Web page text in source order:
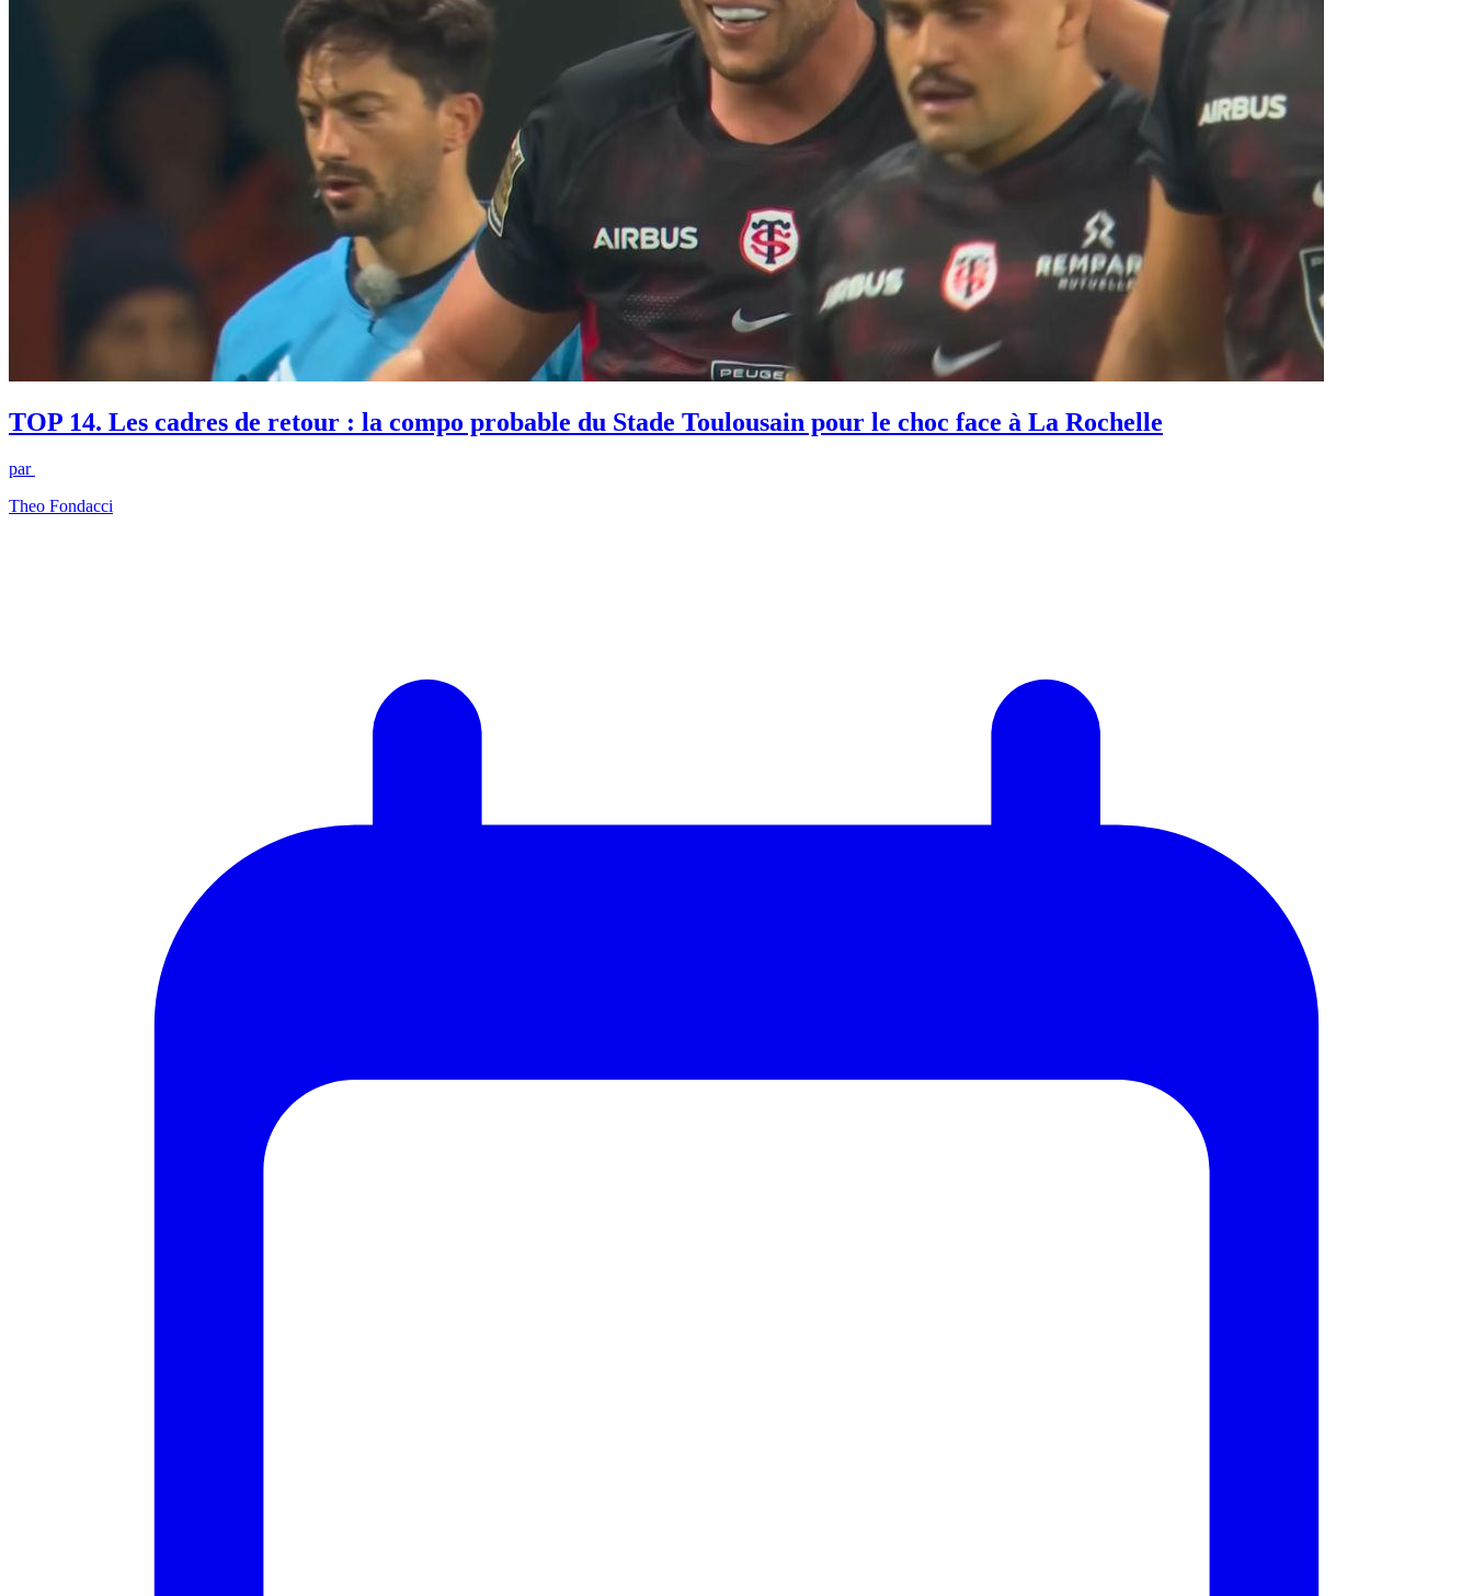
TOP 14. Les cadres de retour : la compo probable du Stade Toulousain pour le choc face à La Rochelle
par
Theo Fondacci